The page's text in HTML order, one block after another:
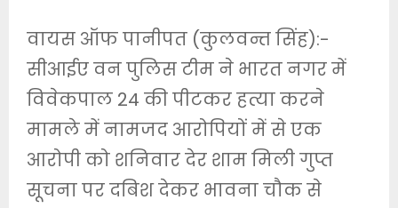
वायस ऑफ पानीपत (कुलवन्त सिंह):-
सीआईए वन पुलिस टीम ने भारत नगर में
विवेकपाल 24 की पीटकर हत्या करने
मामले में नामजद आरोपियों में से एक
आरोपी को शनिवार देर शाम मिली गुप्त
सूचना पर दबिश देकर भावना चौक से